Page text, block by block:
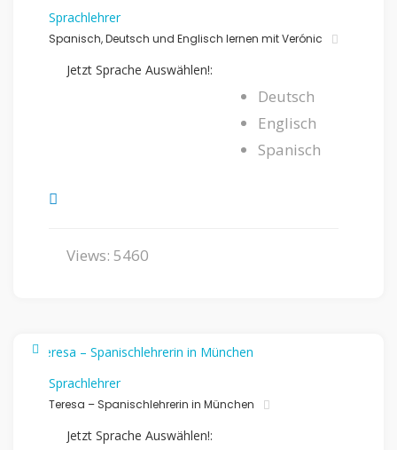
Sprachlehrer
Spanisch, Deutsch und Englisch lernen mit Verónic
Jetzt Sprache Auswählen!:
Deutsch
Englisch
Spanisch
Views: 5460
Sprachlehrer
Teresa – Spanischlehrerin in München
Jetzt Sprache Auswählen!: